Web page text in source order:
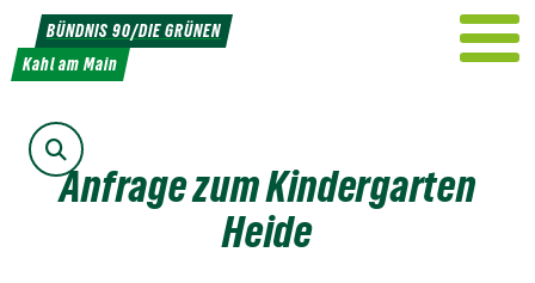
Weiter
zum
Inhalt
BÜNDNIS 90/DIE GRÜNEN
Kahl am Main
Suche
Anfrage zum Kindergarten
Heide